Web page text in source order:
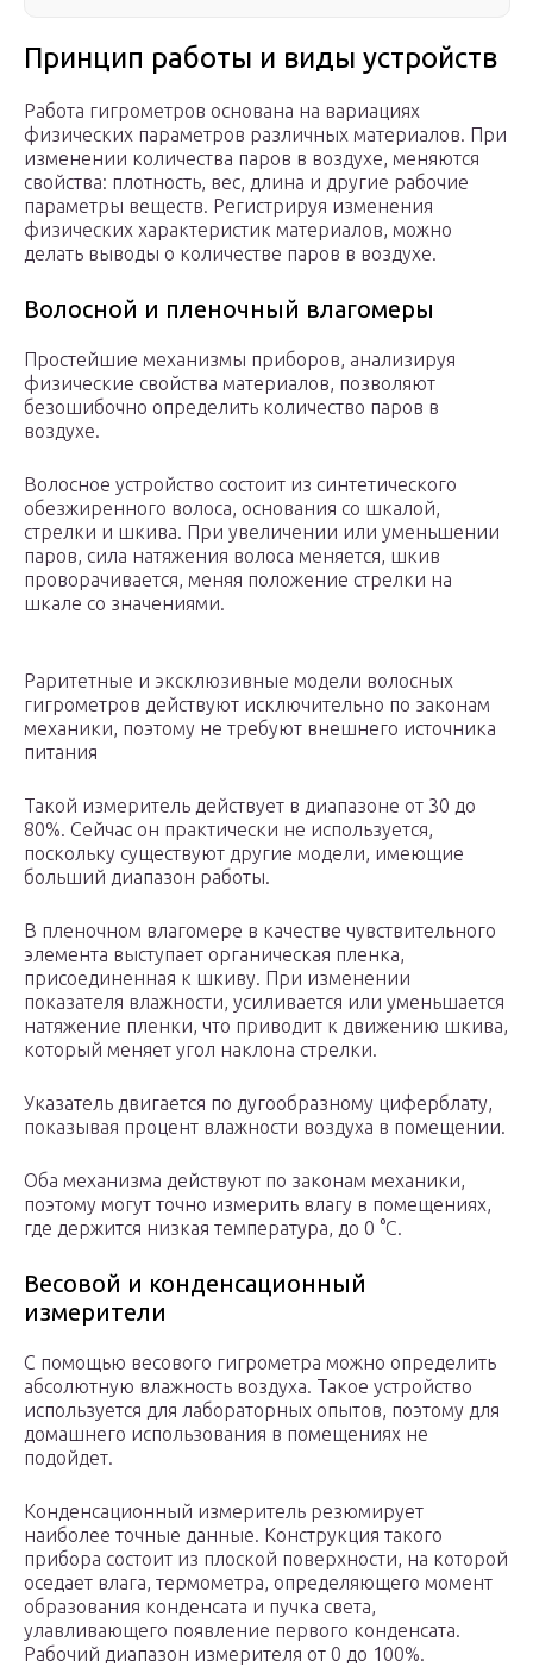
Принцип работы и виды устройств
Работа гигрометров основана на вариациях
физических параметров различных материалов. При
изменении количества паров в воздухе, меняются
свойства: плотность, вес, длина и другие рабочие
параметры веществ. Регистрируя изменения
физических характеристик материалов, можно
делать выводы о количестве паров в воздухе.
Волосной и пленочный влагомеры
Простейшие механизмы приборов, анализируя
физические свойства материалов, позволяют
безошибочно определить количество паров в
воздухе.
Волосное устройство состоит из синтетического
обезжиренного волоса, основания со шкалой,
стрелки и шкива. При увеличении или уменьшении
паров, сила натяжения волоса меняется, шкив
проворачивается, меняя положение стрелки на
шкале со значениями.
Раритетные и эксклюзивные модели волосных
гигрометров действуют исключительно по законам
механики, поэтому не требуют внешнего источника
питания
Такой измеритель действует в диапазоне от 30 до
80%. Сейчас он практически не используется,
поскольку существуют другие модели, имеющие
больший диапазон работы.
В пленочном влагомере в качестве чувствительного
элемента выступает органическая пленка,
присоединенная к шкиву. При изменении
показателя влажности, усиливается или уменьшается
натяжение пленки, что приводит к движению шкива,
который меняет угол наклона стрелки.
Указатель двигается по дугообразному циферблату,
показывая процент влажности воздуха в помещении.
Оба механизма действуют по законам механики,
поэтому могут точно измерить влагу в помещениях,
где держится низкая температура, до 0 °С.
Весовой и конденсационный
измерители
С помощью весового гигрометра можно определить
абсолютную влажность воздуха. Такое устройство
используется для лабораторных опытов, поэтому для
домашнего использования в помещениях не
подойдет.
Конденсационный измеритель резюмирует
наиболее точные данные. Конструкция такого
прибора состоит из плоской поверхности, на которой
оседает влага, термометра, определяющего момент
образования конденсата и пучка света,
улавливающего появление первого конденсата.
Рабочий диапазон измерителя от 0 до 100%.